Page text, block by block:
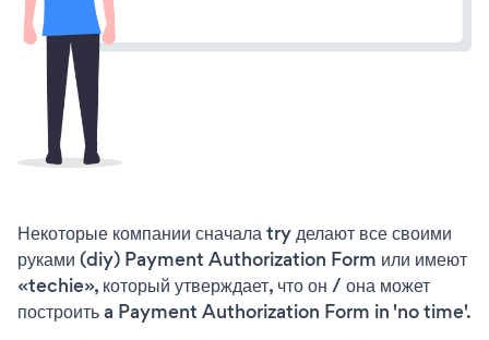
Некоторые компании сначала try делают все своими
руками (diy) Payment Authorization Form или имеют
«techie», который утверждает, что он / она может
построить a Payment Authorization Form in 'no time'.